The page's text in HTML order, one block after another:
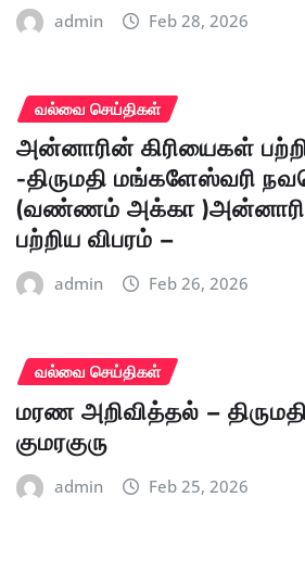
admin Feb 28, 2026
வல்வை செய்திகள்
அன்னாரின் கிரியைகள்
-திருமதி மங்களேஸ்வரி
(வண்ணம் அக்கா
பற்றிய விபரம் –
admin Feb 26, 2026
வல்வை செய்திகள்
மரண அறிவித்தல் –
குமரகுரு
admin Feb 25, 2026